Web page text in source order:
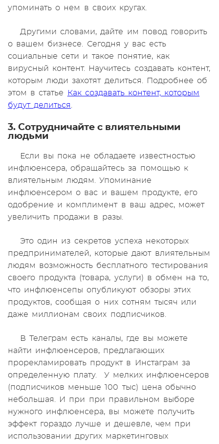
упоминать о нем в своих кругах.
Другими словами, дайте им повод говорить
о вашем бизнесе. Сегодня у вас есть
социальные сети и такое понятие, как
вирусный контент. Научитесь создавать контент,
которым люди захотят делиться. Подробнее об
этом в статье
Как создавать контент, которым
будут делиться.
3. Сотрудничайте с влиятельными
людьми
Если вы пока не обладаете известностью
инфлюенсера, обращайтесь за помощью к
влиятельным людям. Упоминание
инфлюенсером о вас и вашем продукте, его
одобрение и комплимент в ваш адрес, может
увеличить продажи в разы.
Это один из секретов успеха некоторых
предпринимателей, которые дают влиятельным
людям возможность бесплатного тестирования
своего продукта (товара, услуги) в обмен на то,
что инфлюенсепы опубликуют обзоры этих
продуктов, сообщая о них сотням тысяч или
даже миллионам своих подписчиков.
В Телеграм есть каналы, где вы можете
найти инфлюенсеров, предлагающих
прорекламировать продукт в Инстаграм за
определенную плату. У мелких инфлюенсеров
(подписчиков меньше 100 тыс) цена обычно
небольшая. И при при правильном выборе
нужного инфлюенсера, вы можете получить
эффект гораздо лучше и дешевле, чем при
использовании других маркетинговых